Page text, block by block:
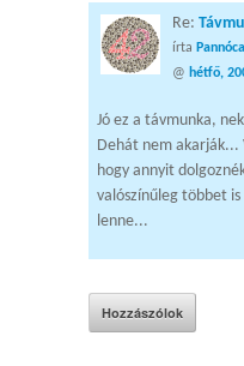
Re:
írta Pannóca
@ hétfő,
Jó ez a távmunka,
Dehát nem akarják...
hogy annyit
valószínűleg többet
lenne...